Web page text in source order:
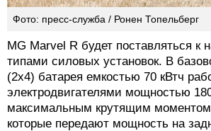
Фото: пресс-служба / Ронен Топельберг
MG Marvel R будет поставляться к
типами силовых установок. В
(2х4) батарея емкостью 70 кВтч
электродвигателями мощностью
максимальным крутящим моментом
которые передают мощность на